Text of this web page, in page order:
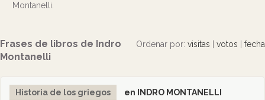
Montanelli.
Ordenar por: visitas votos fecha
Frases de libros de Indro
Montanelli
Historia de los griegos en INDRO MONTANELLI